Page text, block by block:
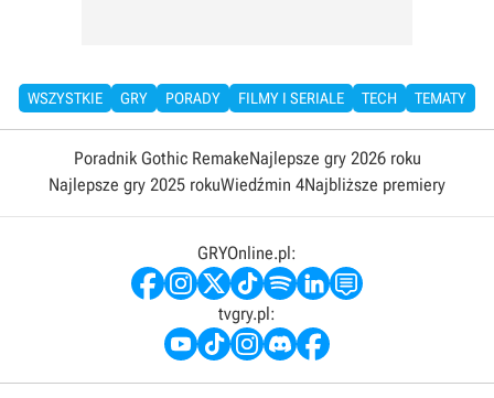
WSZYSTKIE GRY PORADY FILMY I SERIALE TECH TEMATY
Poradnik Gothic RemakeNajlepsze gry 2026 roku
Najlepsze gry 2025 rokuWiedźmin 4Najbliższe premiery
GRYOnline.pl:
tvgry.pl: